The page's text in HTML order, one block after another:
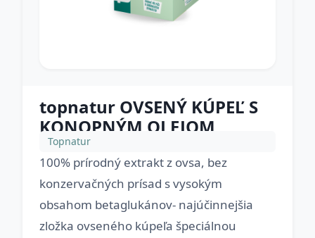
topnatur OVSENÝ KÚPEĽ S
KONOPNÝM OLEJOM
Topnatur
100% prírodný extrakt z ovsa, bez
konzervačných prísad s vysokým
obsahom betaglukánov- najúčinnejšia
zložka ovseného kúpeľa špeciálnou